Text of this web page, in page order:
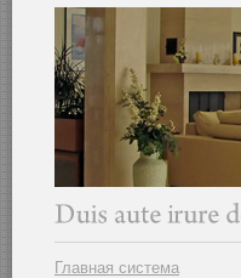
Главная система